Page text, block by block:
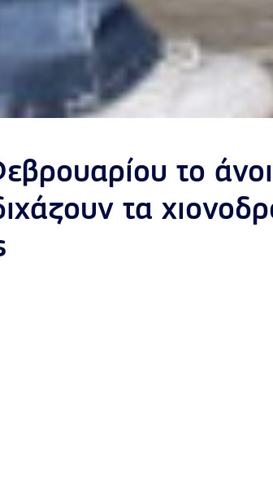
το
τα